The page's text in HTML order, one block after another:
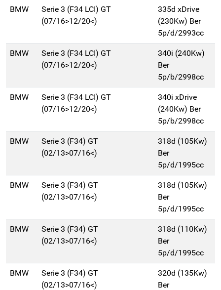
BMW
Serie 3 (F34 LCI) GT
(07/16>12/20<)
335d xDrive
(230Kw) Ber
5p/d/2993cc
BMW
Serie 3 (F34 LCI) GT
(07/16>12/20<)
340i (240Kw)
Ber
5p/b/2998cc
BMW
Serie 3 (F34 LCI) GT
(07/16>12/20<)
340i xDrive
(240Kw) Ber
5p/b/2998cc
BMW
Serie 3 (F34) GT
(02/13>07/16<)
318d (105Kw)
Ber
5p/d/1995cc
BMW
Serie 3 (F34) GT
(02/13>07/16<)
318d (105Kw)
Ber
5p/d/1995cc
BMW
Serie 3 (F34) GT
(02/13>07/16<)
318d (110Kw)
Ber
5p/d/1995cc
BMW
Serie 3 (F34) GT
(02/13>07/16<)
320d (135Kw)
Ber